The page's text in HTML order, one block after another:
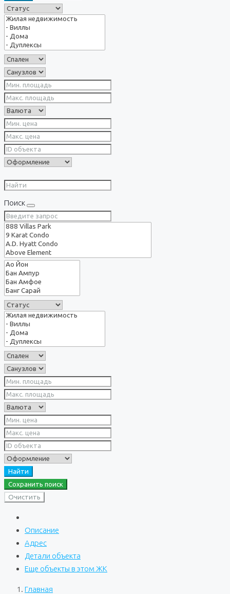
Поиск
Найти
Сохранить поиск
Очистить
Описание
Адрес
Детали объекта
Еще объекты в этом ЖК
Главная